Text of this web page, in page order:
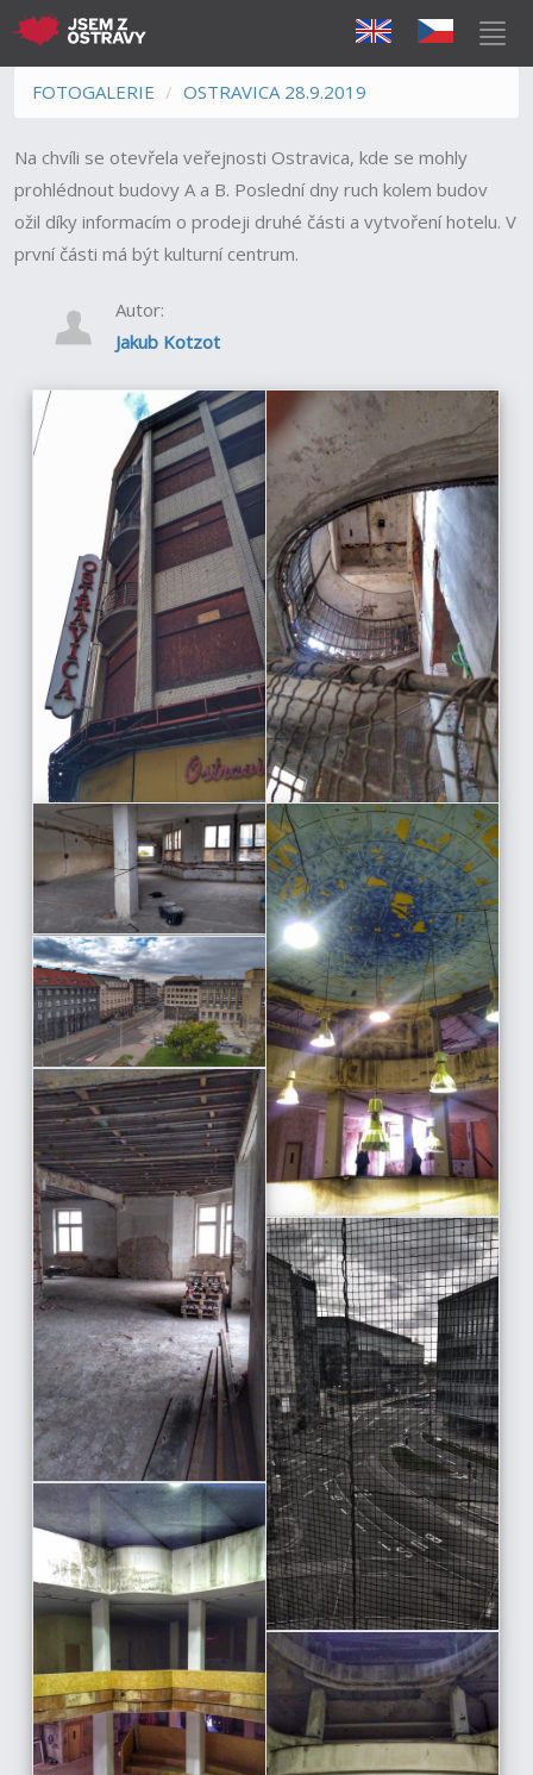
FOTOGALERIE OSTRAVICA 28.9.2019
Na chvíli se otevřela veřejnosti Ostravica, kde se mohly
prohlédnout budovy A a B. Poslední dny ruch kolem budov
ožil díky informacím o prodeji druhé části a vytvoření hotelu. V
první části má být kulturní centrum.
Autor:
Jakub Kotzot